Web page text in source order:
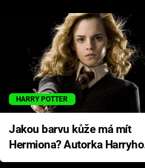
HARRY POTTER
Jakou barvu kůže má mít
Hermiona? Autorka Harryho
Pottera přišla s ráznou